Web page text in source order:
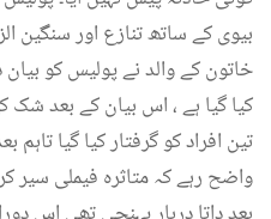
بیوی کے ساتھ تنازع اور سنگین
خاتون کے والد نے پولیس کو
کیا گیا ہے ، اس بیان کے بعد
تین افراد کو گرفتار کیا گیا تاہم
واضح رہے کہ متاثرہ فیملی سیر